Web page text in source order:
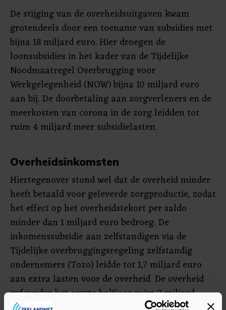
De stijging van de overheidsuitgaven kwam
grotendeels door een toename van subsidies met
bijna 18 miljard euro. Hier droegen de
loonsubsidies in het kader van de Tijdelijke
Noodmaatregel Overbrugging voor
Werkgelegenheid (NOW) bijna 10 miljard euro
aan bij. De doorbetaling aan zorgverleners en de
meerkosten van corona in de zorg leidden tot
ruim 4 miljard meer subsidielasten.
Overheidsinkomsten
Hiertegenover stond wel dat de overheid minder
heeft betaald voor geleverde zorgproductie, zodat
het effect op het overheidstekort per saldo
minder dan 1 miljard euro bedroeg. De
inkomenssubsidie aan zelfstandigen via de
Tijdelijke overbruggingsregeling zelfstandig
ondernemers (Tozo) leidde tot 1,7 miljard euro
aan extra lasten voor de overheid. De overheid
gaf verder het eerste halfjaar ruim 2 miljard